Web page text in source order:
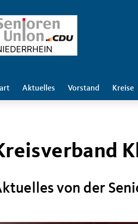
Aktuelles Vorstand Kreise
von der